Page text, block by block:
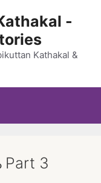
-
Kathakal &
3